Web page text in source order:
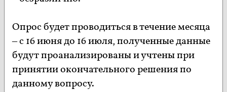
Опрос будет проводиться в течение месяца
– с 16 июня до 16 июля, полученные данные
будут проанализированы и учтены при
принятии окончательного решения по
данному вопросу.